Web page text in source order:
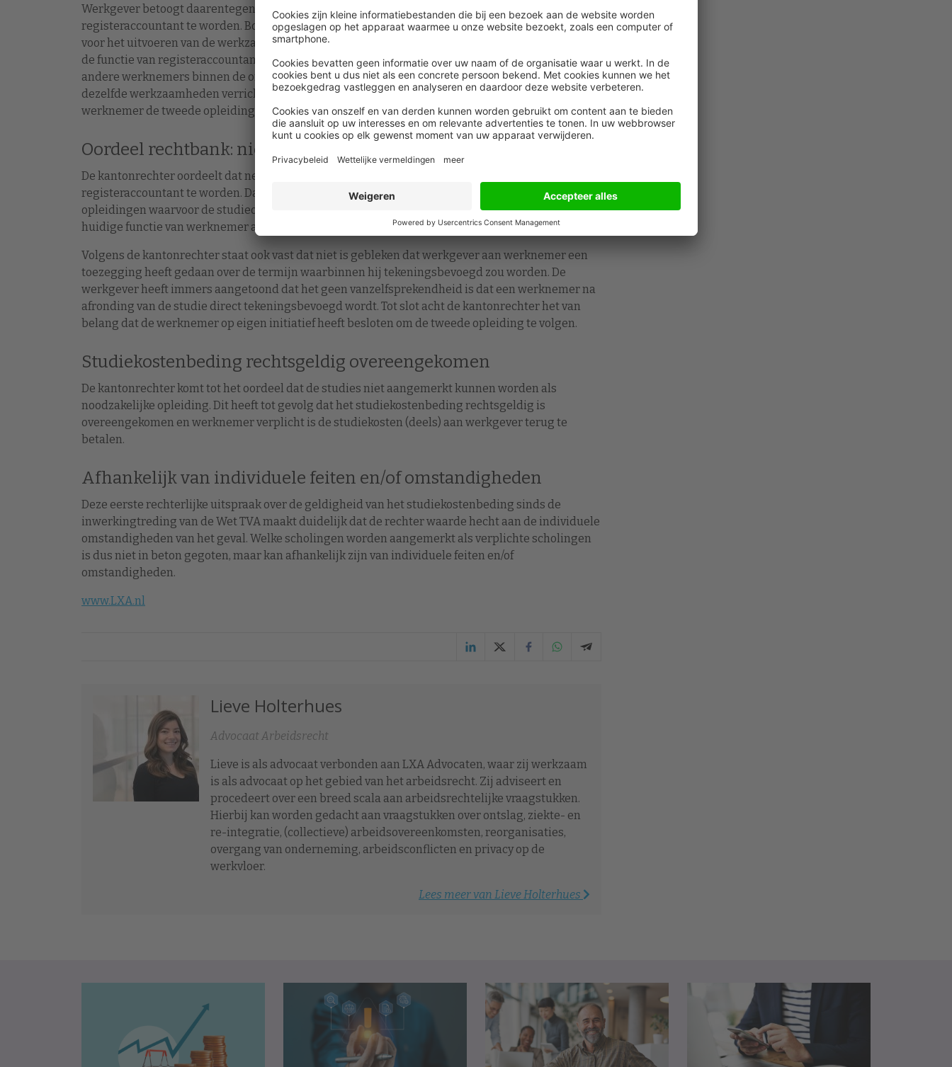
Werkgever betoogt daarentegen dat de werknemer niet is aangenomen met het doel om
registeraccountant te worden. Bovendien is de opleiding volgens werkgever niet noodzakelijk
voor het uitvoeren van de werkzaamheden waarvoor werknemer is aangenomen én ook niet voor
de functie van registeraccountant. Werkgever onderbouwt haar standpunt door aan te tonen dat
andere werknemers binnen de organisatie – die de opleidingen ook niet hadden gevolgd –
dezelfde werkzaamheden verrichten. Daarnaast hecht werkgever er veel waarde aan dat
werknemer de tweede opleiding op eigen initiatief is gaan volgen.
Oordeel rechtbank: niet noodzakelijke opleiding
De kantonrechter oordeelt dat nergens uit blijkt dat werknemer is aangenomen met het doel om
registeraccountant te worden. Daarnaast volgt hij het standpunt van de werkgever dat de
opleidingen waarvoor de studieovereenkomst is aangegaan niet noodzakelijk zijn voor zowel de
huidige functie van werknemer als de beoogde functie van registeraccountant.
Volgens de kantonrechter staat ook vast dat niet is gebleken dat werkgever aan werknemer een
toezegging heeft gedaan over de termijn waarbinnen hij tekeningsbevoegd zou worden. De
werkgever heeft immers aangetoond dat het geen vanzelfsprekendheid is dat een werknemer na
afronding van de studie direct tekeningsbevoegd wordt. Tot slot acht de kantonrechter het van
belang dat de werknemer op eigen initiatief heeft besloten om de tweede opleiding te volgen.
Studiekostenbeding rechtsgeldig overeengekomen
De kantonrechter komt tot het oordeel dat de studies niet aangemerkt kunnen worden als
noodzakelijke opleiding. Dit heeft tot gevolg dat het studiekostenbeding rechtsgeldig is
overeengekomen en werknemer verplicht is de studiekosten (deels) aan werkgever terug te
betalen.
Afhankelijk van individuele feiten en/of omstandigheden
Deze eerste rechterlijke uitspraak over de geldigheid van het studiekostenbeding sinds de
inwerkingtreding van de Wet TVA maakt duidelijk dat de rechter waarde hecht aan de individuele
omstandigheden van het geval. Welke scholingen worden aangemerkt als verplichte scholingen
is dus niet in beton gegoten, maar kan afhankelijk zijn van individuele feiten en/of
omstandigheden.
www.LXA.nl
Lieve Holterhues
Advocaat Arbeidsrecht
Lieve is als advocaat verbonden aan LXA Advocaten, waar zij werkzaam
is als advocaat op het gebied van het arbeidsrecht. Zij adviseert en
procedeert over een breed scala aan arbeidsrechtelijke vraagstukken.
Hierbij kan worden gedacht aan vraagstukken over ontslag, ziekte- en
re-integratie, (collectieve) arbeidsovereenkomsten, reorganisaties,
overgang van onderneming, arbeidsconflicten en privacy op de
werkvloer.
Lees meer van Lieve Holterhues